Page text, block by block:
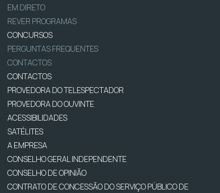
EM DIRETO
REVER PROGRAMAS
CONCURSOS
PERGUNTAS FREQUENTES
CONTACTOS
CONTACTOS
PROVEDORA DO TELESPECTADOR
PROVEDORA DO OUVINTE
ACESSIBILIDADES
SATÉLITES
A EMPRESA
CONSELHO GERAL INDEPENDENTE
CONSELHO DE OPINIÃO
CONTRATO DE CONCESSÃO DO SERVIÇO PÚBLICO DE